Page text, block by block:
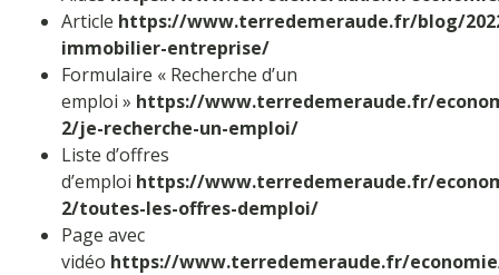
Article https://www.terredemeraude.fr/blog/
immobilier-entreprise/
Formulaire « Recherche d’un
emploi » https://www.terredemeraude.fr/
2/je-recherche-un-emploi/
Liste d’offres
d’emploi https://www.terredemeraude.fr/
2/toutes-les-offres-demploi/
Page avec
vidéo https://www.terredemeraude.fr/